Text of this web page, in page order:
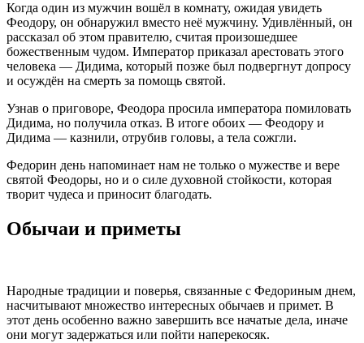
Когда один из мужчин вошёл в комнату, ожидая увидеть
Феодору, он обнаружил вместо неё мужчину. Удивлённый, он
рассказал об этом правителю, считая произошедшее
божественным чудом. Император приказал арестовать этого
человека — Дидима, который позже был подвергнут допросу
и осуждён на смерть за помощь святой.
Узнав о приговоре, Феодора просила императора помиловать
Дидима, но получила отказ. В итоге обоих — Феодору и
Дидима — казнили, отрубив головы, а тела сожгли.
Федорин день напоминает нам не только о мужестве и вере
святой Феодоры, но и о силе духовной стойкости, которая
творит чудеса и приносит благодать.
Обычаи и приметы
Народные традиции и поверья, связанные с Федориным днем,
насчитывают множество интересных обычаев и примет. В
этот день особенно важно завершить все начатые дела, иначе
они могут задержаться или пойти наперекосяк.